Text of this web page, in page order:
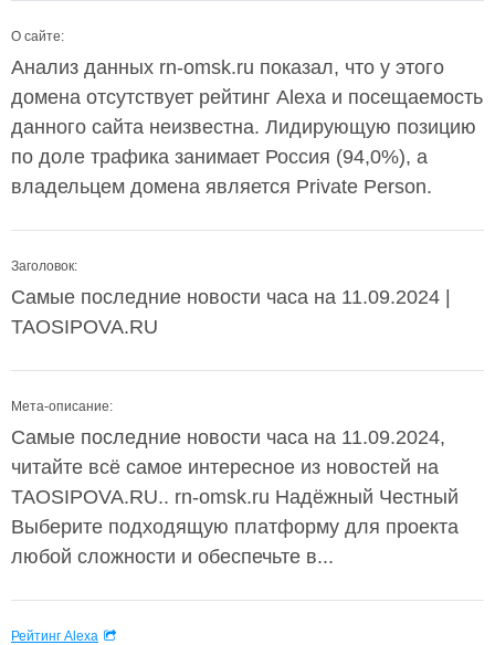
О сайте:
Анализ данных rn-omsk.ru показал, что у этого
домена отсутствует рейтинг Alexa и посещаемость
данного сайта неизвестна. Лидирующую позицию
по доле трафика занимает Россия (94,0%), а
владельцем домена является Private Person.
Заголовок:
Самые последние новости часа на 11.09.2024 |
TAOSIPOVA.RU
Мета-описание:
Самые последние новости часа на 11.09.2024,
читайте всё самое интересное из новостей на
TAOSIPOVA.RU.. rn-omsk.ru Надёжный Честный
Выберите подходящую платформу для проекта
любой сложности и обеспечьте в...
Рейтинг Alexa